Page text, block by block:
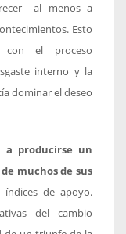
–al menos a
Esto
con el proceso
interno y la
dominar el deseo
a producirse un
muchos de sus
de apoyo.
del cambio